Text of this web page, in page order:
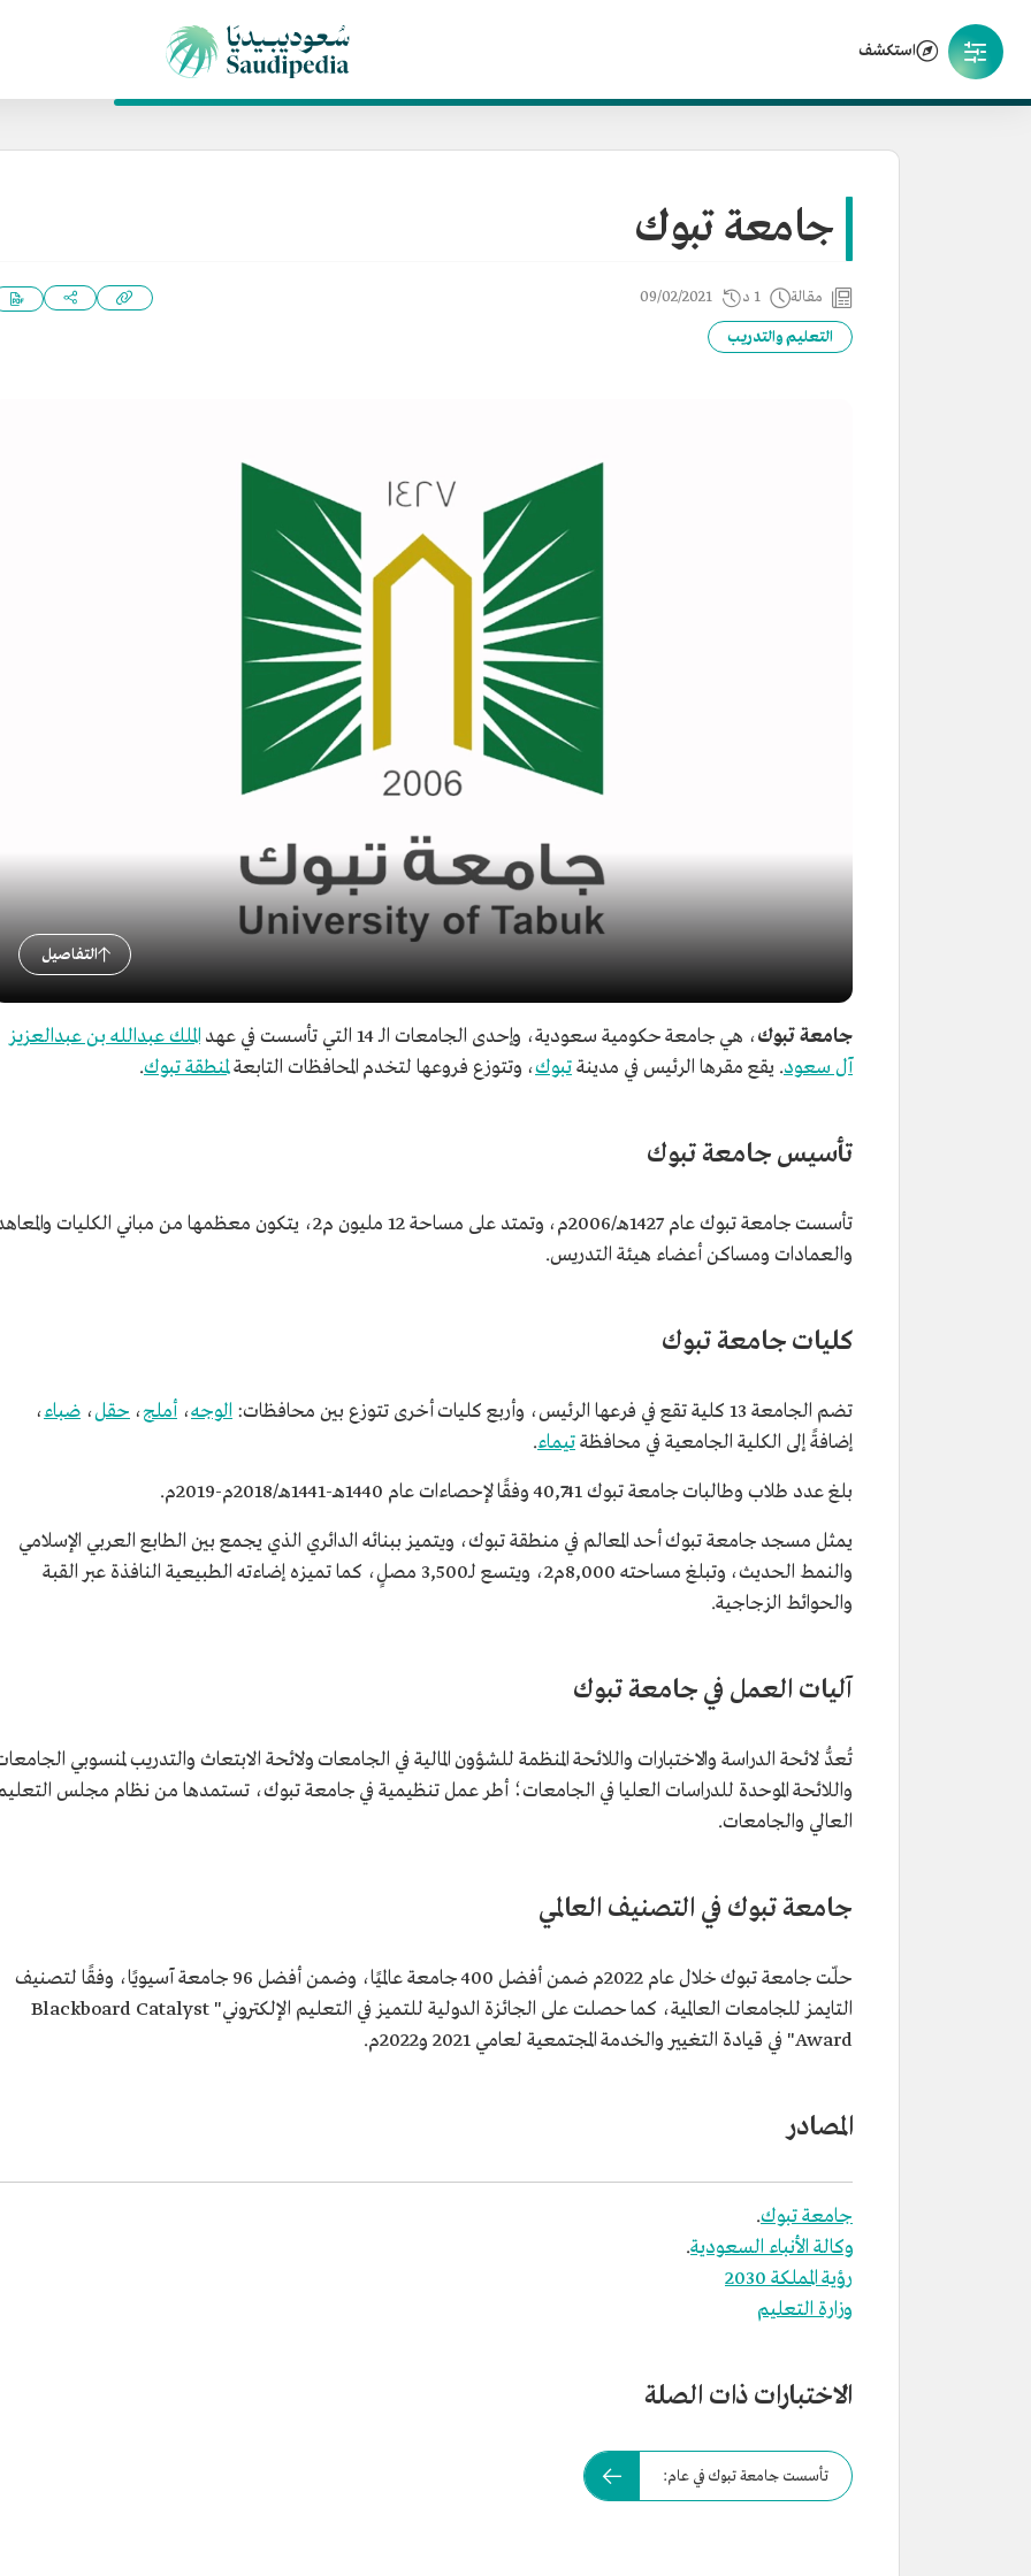
استكشف
جامعة تبوك
مقالة 1 د 09/02/2021
التعليم والتدريب
التفاصيل
جامعة تبوك، هي جامعة حكومية سعودية، وإحدى الجامعات الـ 14 التي تأسست في عهد
الملك عبدالله بن عبدالعزيز
آل سعود. يقع مقرها الرئيس في مدينةتبوك، وتتوزع فروعها لتخدم المحافظات التابعةلمنطقة تبوك.
تأسيس جامعة تبوك
تأسست جامعة تبوك عام 1427هـ/2006م، وتمتد على مساحة 12 مليون م2، يتكون معظمها من مباني الكليات
والعمادات ومساكن أعضاء هيئة التدريس.
كليات جامعة تبوك
تضم الجامعة 13 كلية تقع في فرعها الرئيس، وأربع كليات أخرى تتوزع بين محافظات: الوجه، أملج، حقل، ضباء،
إضافةً إلى الكلية الجامعية في محافظةتيماء.
بلغ عدد طلاب وطالبات جامعة تبوك 40,741 وفقًا لإحصاءات عام 1440هـ-1441هـ/2018م-2019م.
يمثل مسجد جامعة تبوك أحد المعالم في منطقة تبوك، ويتميز ببنائه الدائري الذي يجمع بين الطابع العربي الإسلامي
والنمط الحديث، وتبلغ مساحته 8,000م2، ويتسع لـ3,500 مصلٍ، كما تميزه إضاءته الطبيعية النافذة عبر القبة
والحوائط الزجاجية.
آليات العمل في جامعة تبوك
تُعدُّ لائحة الدراسة والاختبارات واللائحة المنظمة للشؤون المالية في الجامعات ولائحة الابتعاث والتدريب لمنسوبي
واللائحة الموحدة للدراسات العليا في الجامعات؛ أطر عمل تنظيمية في جامعة تبوك، تستمدها من نظام مجلس
العالي والجامعات.
جامعة تبوك في التصنيف العالمي
حلّت جامعة تبوك خلال عام 2022م ضمن أفضل 400 جامعة عالميًا، وضمن أفضل 96 جامعة آسيويًا، وفقًا لتصنيف
التايمز للجامعات العالمية، كما حصلت على الجائزة الدولية للتميز في التعليم الإلكتروني" Blackboard Catalyst
Award" في قيادة التغيير والخدمة المجتمعية لعامي 2021 و2022م.
المصادر
جامعة تبوك.
وكالة الأنباء السعودية.
رؤية المملكة 2030
وزارة التعليم
الاختبارات ذات الصلة
تأسست جامعة تبوك في عام: